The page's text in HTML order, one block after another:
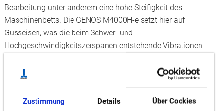
Zustimmung Details Über Cookies
Bearbeitung unter anderem eine hohe Steifigkeit des
Maschinenbetts. Die GENOS M4000H-e setzt hier auf
Gusseisen, was die beim Schwer- und
Hochgeschwindigkeitszerspanen entstehende Vibrationen
werden bei Okuma außerdem durch das bekannte „Thermo-
kontinuierlichen Langzeitbetrieb hohe Maßstabilität